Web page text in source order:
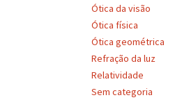
Ótica da visão
Ótica física
Ótica geométrica
Refração da luz
Relatividade
Sem categoria